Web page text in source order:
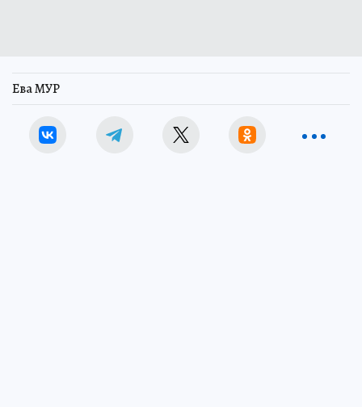
Ева МУР